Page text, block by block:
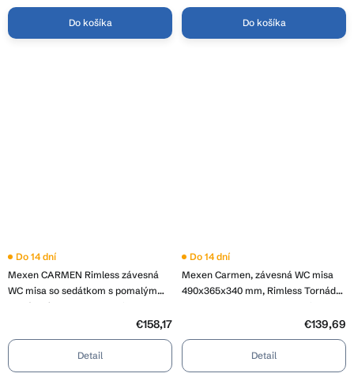
Do košíka Do košíka
Mexen CARMEN Rimless závesná
WC misa so sedátkom s pomalým
zatváraním, 49 x 37 cm, biela,
Priemerné
produktu
je
Do 14 dní
€158,17
Detail
Mexen Carmen, závesná WC misa
490x365x340 mm, Rimless Tornádo
Do 14 dní
€139,69
Detail